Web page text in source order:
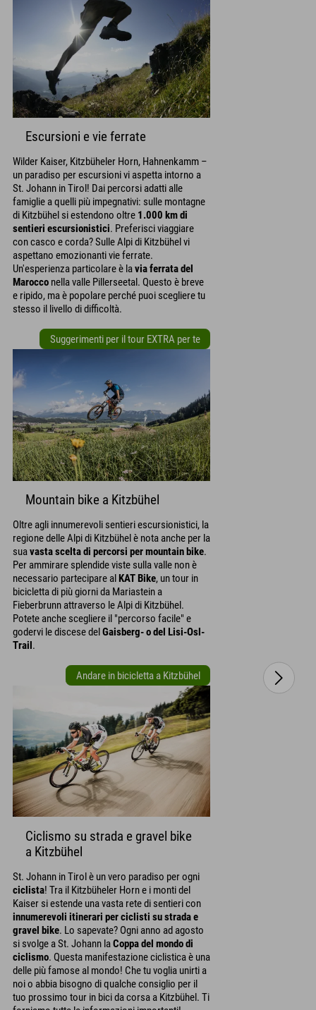
Escursioni e vie ferrate
Wilder Kaiser, Kitzbüheler Horn, Hahnenkamm –
un paradiso per escursioni vi aspetta intorno a
St. Johann in Tirol! Dai percorsi adatti alle
famiglie a quelli più impegnativi: sulle montagne
di Kitzbühel si estendono oltre 1.000 km di
sentieri escursionistici. Preferisci viaggiare
con casco e corda? Sulle Alpi di Kitzbühel vi
aspettano emozionanti vie ferrate.
Un'esperienza particolare è lavia ferrata del
Marocco nella valle Pillerseetal. Questo è breve
e ripido, ma è popolare perché puoi scegliere tu
stesso il livello di difficoltà.
Suggerimenti per il tour EXTRA per te
Mountain bike a Kitzbühel
Oltre agli innumerevoli sentieri escursionistici, la
regione delle Alpi di Kitzbühel è nota anche per la
suavasta scelta di percorsi per mountain bike.
Per ammirare splendide viste sulla valle non è
necessario partecipare alKAT Bike, un tour in
bicicletta di più giorni da Mariastein a
Fieberbrunn attraverso le Alpi di Kitzbühel.
Potete anche scegliere il "percorso facile" e
godervi le discese delGaisberg- o del Lisi-Osl-
Trail.
Andare in bicicletta a Kitzbühel
Ciclismo su strada e gravel bike
a Kitzbühel
St. Johann in Tirol è un vero paradiso per ogni
ciclista! Tra il Kitzbüheler Horn e i monti del
Kaiser si estende una vasta rete di sentieri con
innumerevoli itinerari per ciclisti su strada e
gravel bike. Lo sapevate? Ogni anno ad agosto
si svolge a St. Johann laCoppa del mondo di
ciclismo. Questa manifestazione ciclistica è una
delle più famose al mondo! Che tu voglia unirti a
noi o abbia bisogno di qualche consiglio per il
tuo prossimo tour in bici da corsa a Kitzbühel. Ti